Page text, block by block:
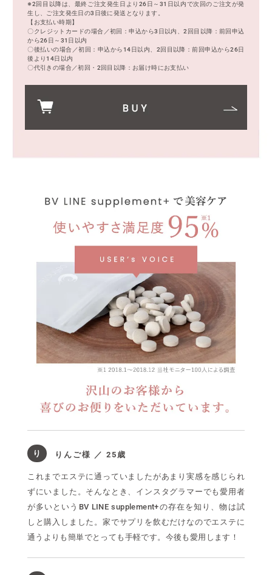
※2回目以降は、最終ご注文発生日より26日～31日以内で次回のご注文が発
生し、ご注文発生日の3日後に発送となります。
【お支払い時期】
〇クレジットカードの場合／初回：申込から3日以内、2回目以降：前回申込
から26日～31日以内
〇後払いの場合／初回：申込から14日以内、2回目以降：前回申込から26日
後より14日以内
〇代引きの場合／初回・2回目以降：お届け時にお支払い
り りんご様 ／ 25歳
これまでエステに通っていましたがあまり実感を感じられ
ずにいました。そんなとき、インスタグラマーでも愛用者
が多いというBV LINE supplement+の存在を知り、物は試
しと購入しました。家でサプリを飲むだけなのでエステに
通うよりも簡単でとっても手軽です。今後も愛用します！